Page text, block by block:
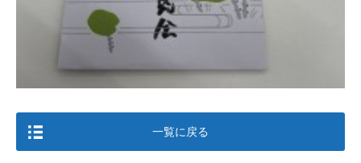
一覧に戻る